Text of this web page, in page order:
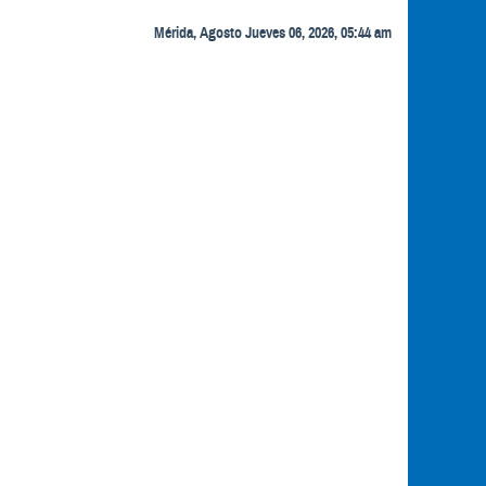
Mérida, Agosto Jueves 06, 2026, 05:44 am